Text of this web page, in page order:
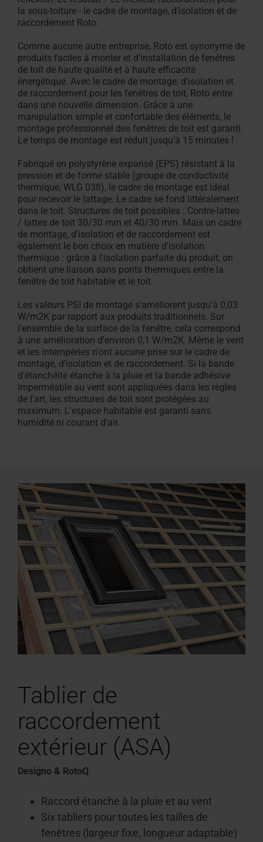
la sous-toiture - le cadre de montage, d'isolation et de
raccordement Roto.
Comme aucune autre entreprise, Roto est synonyme de
produits faciles à monter et d'installation de fenêtres
de toit de haute qualité et à haute efficacité
énergétique. Avec le cadre de montage, d'isolation et
de raccordement pour les fenêtres de toit, Roto entre
dans une nouvelle dimension. Grâce à une
manipulation simple et confortable des éléments, le
montage professionnel des fenêtres de toit est garanti.
Le temps de montage est réduit jusqu'à 15 minutes !
Fabriqué en polystyrène expansé (EPS) résistant à la
pression et de forme stable (groupe de conductivité
thermique, WLG 038), le cadre de montage est idéal
pour recevoir le lattage. Le cadre se fond littéralement
dans le toit. Structures de toit possibles : Contre-lattes
/ lattes de toit 30/30 mm et 40/30 mm. Mais un cadre
de montage, d'isolation et de raccordement est
également le bon choix en matière d'isolation
thermique : grâce à l'isolation parfaite du produit, on
obtient une liaison sans ponts thermiques entre la
fenêtre de toit habitable et le toit.
Les valeurs PSI de montage s'améliorent jusqu'à 0,03
W/m2K par rapport aux produits traditionnels. Sur
l'ensemble de la surface de la fenêtre, cela correspond
à une amélioration d'environ 0,1 W/m2K. Même le vent
et les intempéries n'ont aucune prise sur le cadre de
montage, d'isolation et de raccordement. Si la bande
d'étanchéité étanche à la pluie et la bande adhésive
imperméable au vent sont appliquées dans les règles
de l'art, les structures de toit sont protégées au
maximum. L'espace habitable est garanti sans
humidité ni courant d'air.
Tablier de
raccordement
extérieur (ASA)
Designo & RotoQ
Raccord étanche à la pluie et au vent
Six tabliers pour toutes les tailles de
fenêtres (largeur fixe, longueur adaptable)